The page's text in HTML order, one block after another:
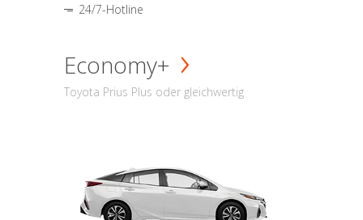
24/7-Hotline
Economy+
Toyota Prius Plus oder gleichwertig